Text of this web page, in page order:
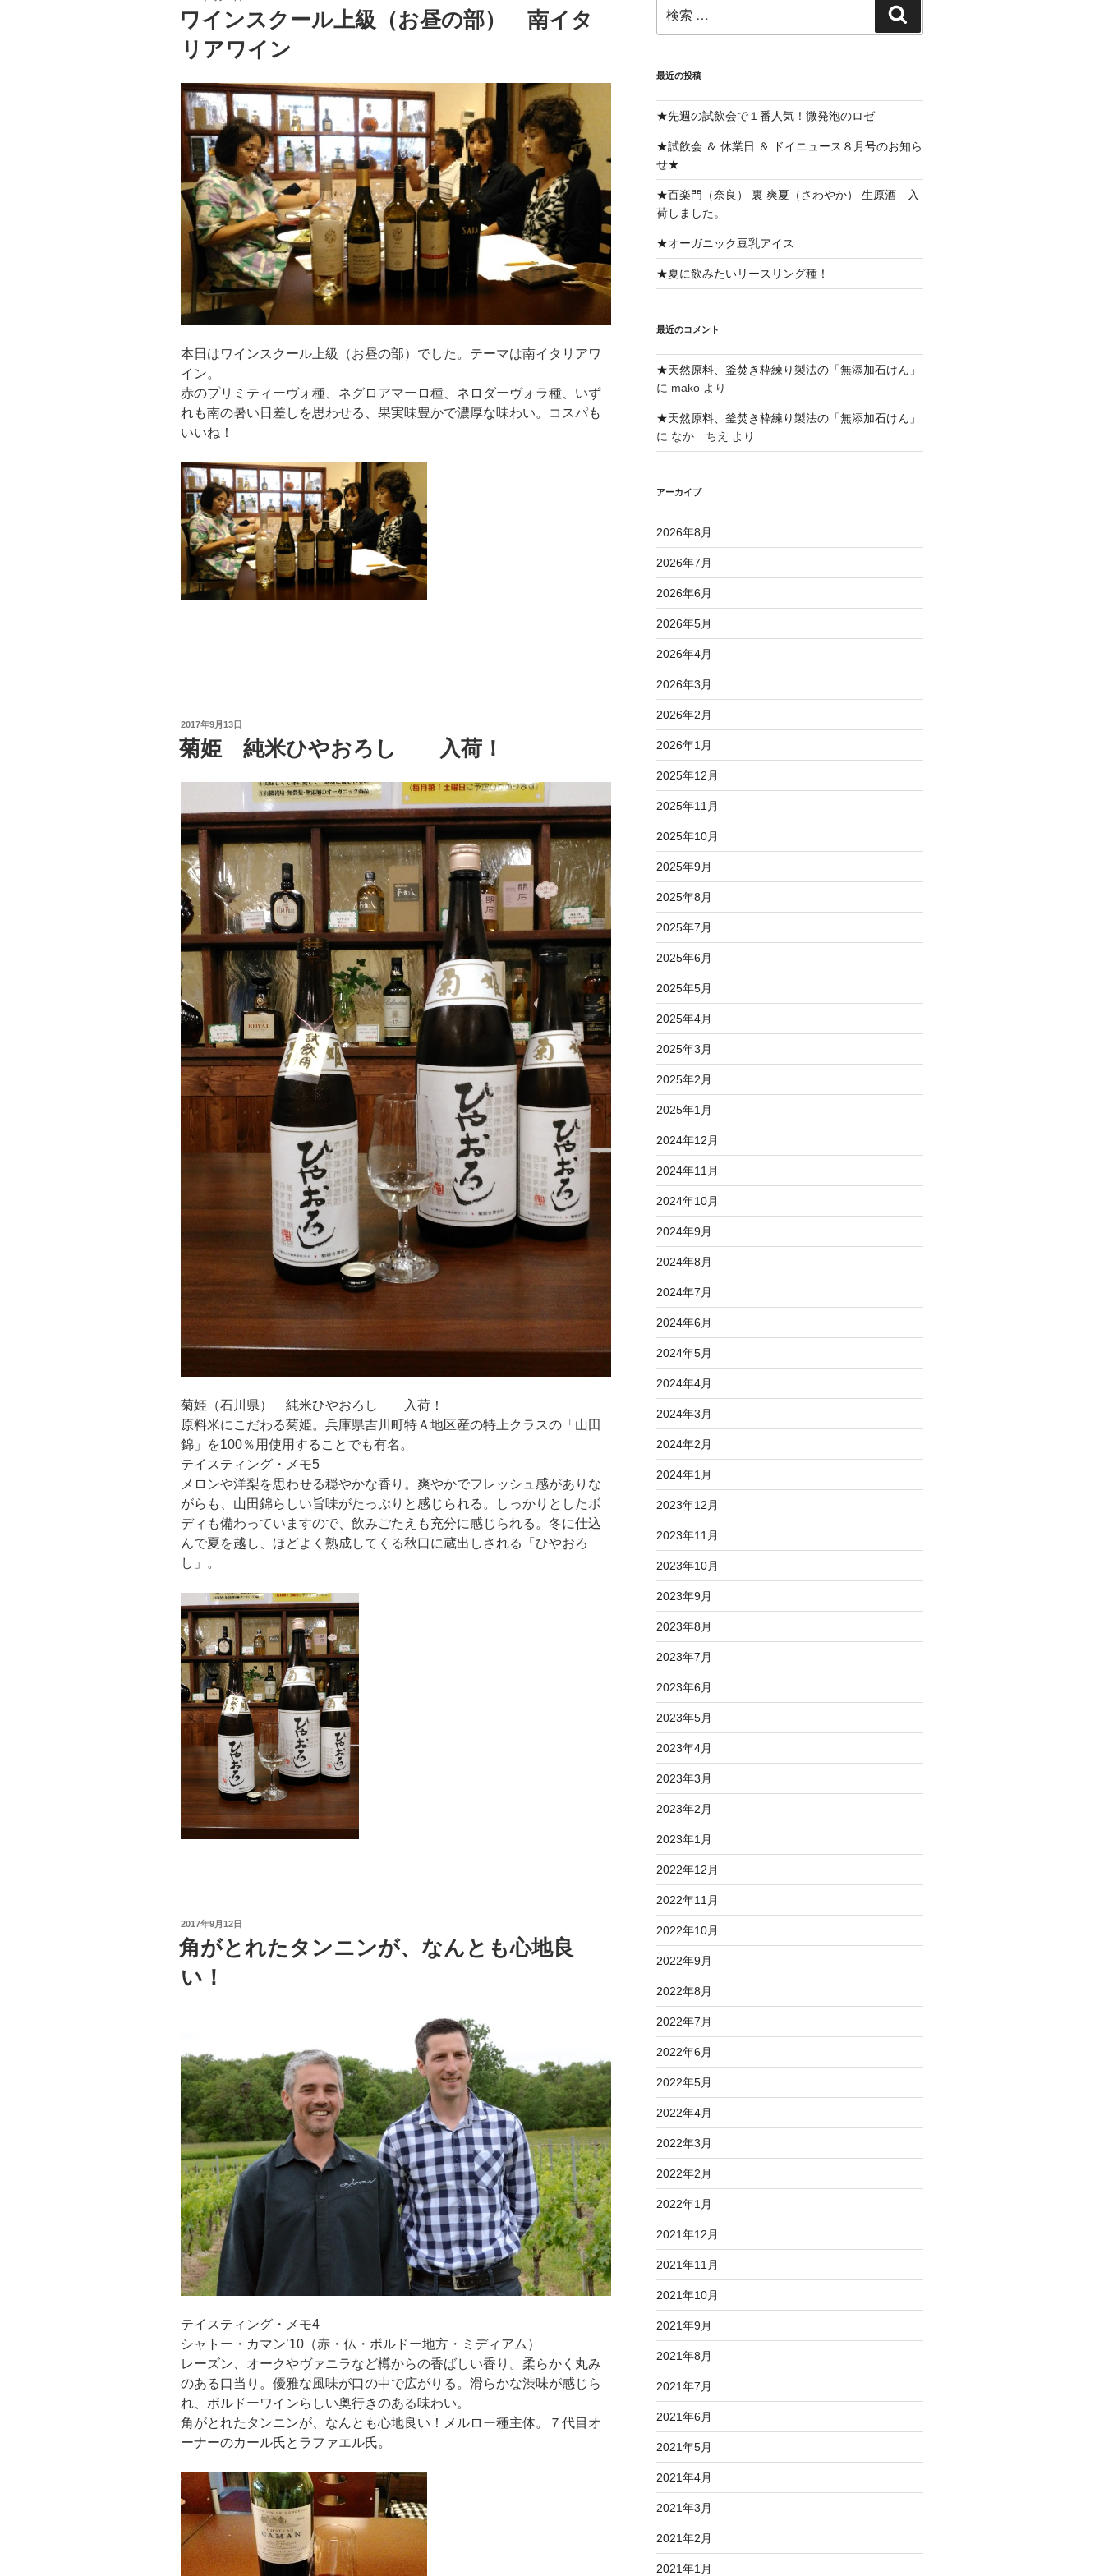
稿
日:
ワインスクール上級（お昼の部） 南イタ
リアワイン
本日はワインスクール上級（お昼の部）でした。テーマは️南イタリアワ
イン。
赤のプリミティーヴォ種、ネグロアマーロ種、ネロダーヴォラ種、いず
れも南の暑い日差しを思わせる、果実味豊かで濃厚な味わい。コスパも
いいね ！
投
稿
日:
2017年9月13日
菊姫 純米ひやおろし 入荷！
菊姫（石川県） 純米ひやおろし 入荷！
原料米にこだわる菊姫。兵庫県吉川町特Ａ地区産の特上クラスの「山田
錦」を100％用使用することでも有名。
テイスティング・メモ5
メロンや洋梨を思わせる穏やかな香り。爽やかでフレッシュ感がありな
がらも、山田錦らしい旨味がたっぷりと感じられる。しっかりとしたボ
ディも備わっていますので、飲みごたえも充分に感じられる。冬に仕込
んで夏を越し、ほどよく熟成してくる秋口に蔵出しされる「ひやおろ
し」。
投
稿
日:
2017年9月12日
角がとれたタンニンが、なんとも心地良
い！
テイスティング・メモ4
シャトー・カマン’10（赤・仏・ボルドー地方・ミディアム）
レーズン、オークやヴァニラなど樽からの香ばしい香り。柔らかく丸み
のある口当り。優雅な風味が口の中で広がりる。滑らかな渋味が感じら
れ、ボルドーワインらしい奥行きのある味わい。
角がとれたタンニンが、なんとも心地良い！メルロー種主体。７代目オ
ーナーのカール氏とラファエル氏。
索:
索
最近の投稿
★先週の試飲会で１番人気！微発泡のロゼ
★試飲会 ＆ 休業日 ＆ ドイニュース８月号のお知ら
せ★
★百楽門（奈良） 裏 爽夏（さわやか） 生原酒 入
荷しました。
★オーガニック豆乳アイス
★夏に飲みたいリースリング種！
最近のコメント
★天然原料、釜焚き枠練り製法の「無添加石けん」
に makoより
★天然原料、釜焚き枠練り製法の「無添加石けん」
に なか ちえ より
アーカイブ
2026年8月
2026年7月
2026年6月
2026年5月
2026年4月
2026年3月
2026年2月
2026年1月
2025年12月
2025年11月
2025年10月
2025年9月
2025年8月
2025年7月
2025年6月
2025年5月
2025年4月
2025年3月
2025年2月
2025年1月
2024年12月
2024年11月
2024年10月
2024年9月
2024年8月
2024年7月
2024年6月
2024年5月
2024年4月
2024年3月
2024年2月
2024年1月
2023年12月
2023年11月
2023年10月
2023年9月
2023年8月
2023年7月
2023年6月
2023年5月
2023年4月
2023年3月
2023年2月
2023年1月
2022年12月
2022年11月
2022年10月
2022年9月
2022年8月
2022年7月
2022年6月
2022年5月
2022年4月
2022年3月
2022年2月
2022年1月
2021年12月
2021年11月
2021年10月
2021年9月
2021年8月
2021年7月
2021年6月
2021年5月
2021年4月
2021年3月
2021年2月
2021年1月